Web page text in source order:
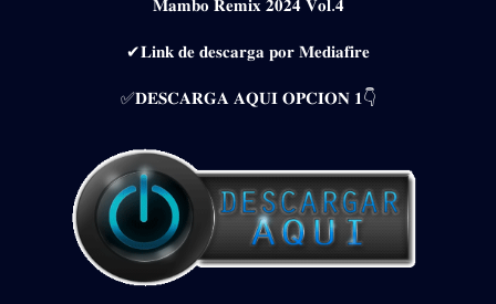
𝐌𝐚𝐦𝐛𝐨 𝐑𝐞𝐦𝐢𝐱 𝟐𝟎𝟐𝟒 𝐕𝐨𝐥.𝟒
✔𝐋𝐢𝐧𝐤 𝐝𝐞 𝐝𝐞𝐬𝐜𝐚𝐫𝐠𝐚 𝐩𝐨𝐫 𝐌𝐞𝐝𝐢𝐚𝐟𝐢𝐫𝐞
✅𝐃𝐄𝐒𝐂𝐀𝐑𝐆𝐀 𝐀𝐐𝐔𝐈 𝐎𝐏𝐂𝐈𝐎𝐍 𝟏👇